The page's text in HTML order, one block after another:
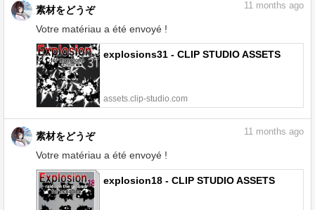
素材をどうぞ
Votre matériau a été envoyé !
11 months ago
explosions31 - CLIP STUDIO ASSETS
assets.clip-studio.com
素材をどうぞ
Votre matériau a été envoyé !
11 months ago
explosion18 - CLIP STUDIO ASSETS